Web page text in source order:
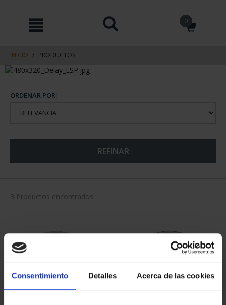
Consentimiento Detalles Acerca de las cookies
contenido
navegacin
0
INICIO PRODUCTOS
ORDENAR POR:
REFINAR
3 Productos encontrados